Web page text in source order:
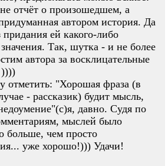
не отчёт о произошедшем, а
автором история. Да
ей какого-либо
Так, шутка - и не более
автора за восклицательные
))))
отметить: "Хорошая фраза (в
- рассказик) будит мысль,
давно. Судя по
мыслей было
больше, чем просто
уже хорошо!))) Удачи!